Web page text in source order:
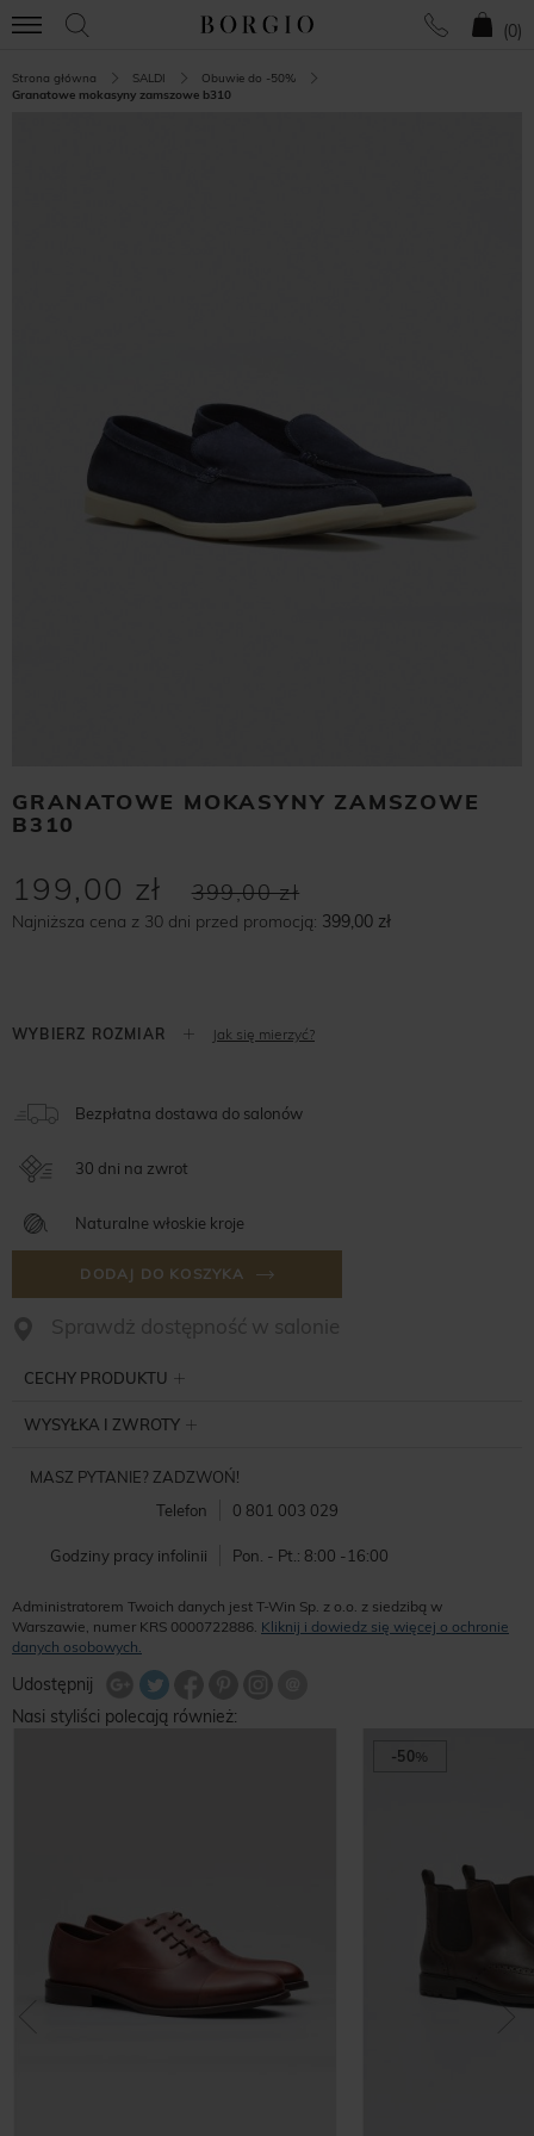
(0)
Strona główna SALDI
Obuwie do -50%
Granatowe mokasyny zamszowe b310
GRANATOWE MOKASYNY ZAMSZOWE
B310
399,00 zł
199,00 zł
Najniższa cena z 30 dni przed promocją: 399,00 zł
Jak się mierzyć?
Bezpłatna dostawa do salonów
30 dni na zwrot
Naturalne włoskie kroje
DODAJ DO KOSZYKA
Sprawdż dostępność w salonie
CECHY PRODUKTU
WYSYŁKA I ZWROTY
MASZ PYTANIE? ZADZWOŃ!
Telefon
0 801 003 029
Godziny pracy infolinii Pon. - Pt.: 8:00 -16:00
Administratorem Twoich danych jest T-Win Sp. z o.o. z siedzibą w
Warszawie, numer KRS 0000722886. Kliknij i dowiedz się więcej o ochronie
danych osobowych.
Udostępnij
Share FacebookUdostępnij na Google+
Udostępnij na Google+
Nasi styliści polecają również:
-50%